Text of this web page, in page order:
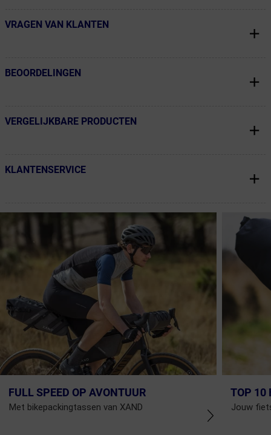
← Terug naar productnavigatie
VRAGEN VAN KLANTEN
← Terug naar productnavigatie
BEOORDELINGEN
← Terug naar productnavigatie
VERGELIJKBARE PRODUCTEN
← Terug naar productnavigatie
KLANTENSERVICE
FULL SPEED OP AVONTUUR
Met bikepackingtassen van XAND
TOP 10
Jouw